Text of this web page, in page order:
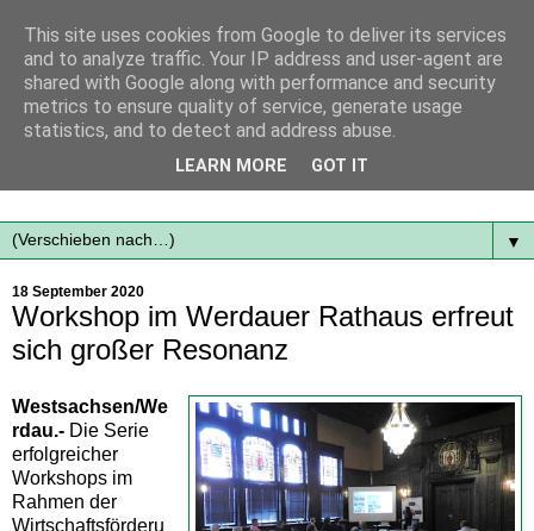
Mit frischen Themen aus der Region immer auf dem
▼
18 September 2020
Workshop im Werdauer Rathaus erfreut
sich großer Resonanz
Westsachsen/We
rdau.- Die Serie
erfolgreicher
Workshops im
Rahmen der
Wirtschaftsförderu
This site uses cookies from Google to deliver its services
and to analyze traffic. Your IP address and user-agent are
shared with Google along with performance and security
metrics to ensure quality of service, generate usage
statistics, and to detect and address abuse.
LEARN MORE GOT IT